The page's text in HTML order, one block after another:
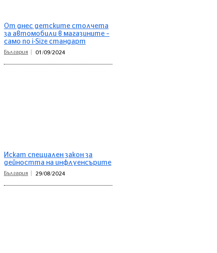
От днес детските столчета
за автомобили в магазините –
само по i-Size стандарт
България 01/09/2024
Искат специален закон за
дейността на инфлуенсърите
България 29/08/2024